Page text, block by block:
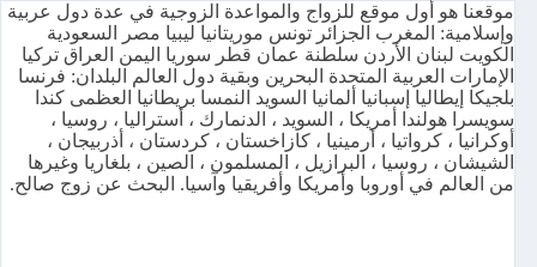
موقعنا هو أول موقع للزواج والمواعدة الزوجية في عدة دول عربية
وإسلامية: المغرب الجزائر تونس موريتانيا ليبيا مصر السعودية
الكويت لبنان الأردن سلطنة عمان قطر سوريا اليمن العراق تركيا
الإمارات العربية المتحدة البحرين وبقية دول العالم البلدان: فرنسا
بلجيكا إيطاليا إسبانيا ألمانيا السويد النمسا بريطانيا العظمى كندا
سويسرا هولندا أمريكا ، السويد ، الدنمارك ، أستراليا ، روسيا ،
أوكرانيا ، كرواتيا ، أرمينيا ، كازاخستان ، كردستان ، أذربيجان ،
الشيشان ، روسيا ، البرازيل ، المسلمون ، الصين ، بلغاريا وغيرها
من العالم في أوروبا وأمريكا وأفريقيا وآسيا. البحث عن زوج صالح.